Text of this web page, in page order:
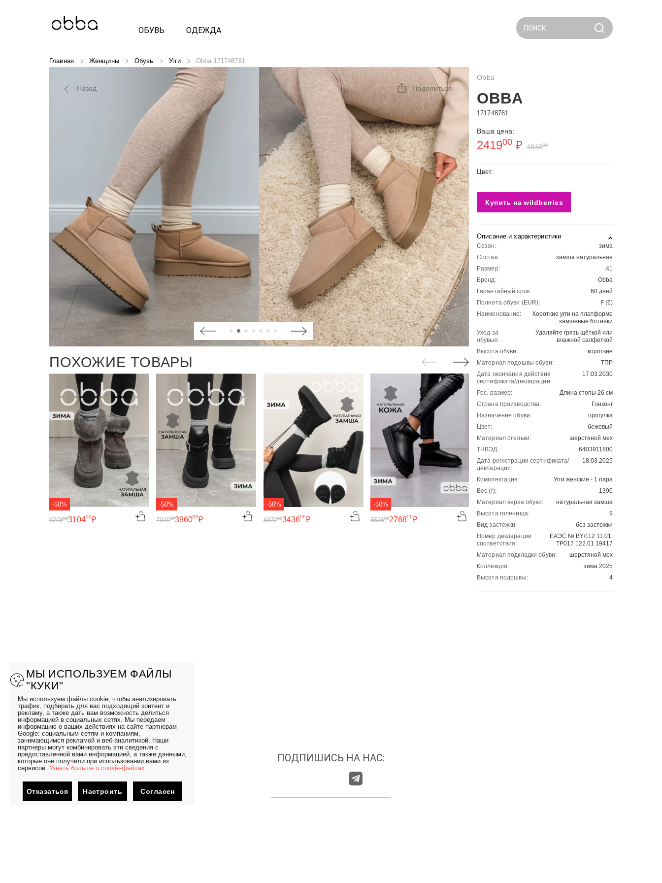
ОБУВЬ ОДЕЖДА ПОИСК
Главная Женщины Обувь Угги Obba 171748761
Назад Поделиться
ПОХОЖИЕ ТОВАРЫ
-50%
310400₽
620800
-50%
396000₽
792000
-50%
343600₽
687200
-50%
276800₽
553600
-50%
00
-50%
Obba
OBBA
171748761
Ваша цена:
241900 ₽ 483800
Цвет:
Купить на wildberries
Описание и характеристики
Сезон:
зима
Состав:
замша натуральная
Размер:
41
Бренд:
Obba
Гарантийный срок:
60 дней
Полнота обуви (EUR):
F (6)
Наименование:
Короткие угги на платформе
замшевые ботинки
Уход за
обувью:
Удаляйте грязь щёткой или
влажной салфеткой
Высота обуви:
короткие
Материал подошвы обуви:
ТПР
Дата окончания действия
сертификата/декларации:
17.03.2030
Рос. размер:
Длина стопы 26 см
Страна производства:
Гонконг
Назначение обуви:
прогулка
Цвет:
бежевый
Материал стельки:
шерстяной мех
ТНВЭД:
6403911800
Дата регистрации сертификата/
декларации:
18.03.2025
Комплектация:
Угги женские - 1 пара
Вес (г):
1390
Материал верха обуви:
натуральная замша
Высота голенища:
9
Вид застежки:
без застежки
Номер декларации
соответствия:
ЕАЭС № BY/112 11.01.
ТР017 122.01 19417
Материал подкладки обуви:
шерстяной мех
Коллекция:
зима 2025
Высота подошвы:
4
ПОДПИШИСЬ НА НАС:
МЫ ИСПОЛЬЗУЕМ ФАЙЛЫ
"КУКИ"
Мы используем файлы cookie, чтобы анализировать
трафик, подбирать для вас подходящий контент и
рекламу, а также дать вам возможность делиться
информацией в социальных сетях. Мы передаем
информацию о ваших действиях на сайте партнерам
Google: социальным сетям и компаниям,
занимающимся рекламой и веб-аналитикой. Наши
партнеры могут комбинировать эти сведения с
предоставленной вами информацией, а также данными,
которые они получили при использовании вами их
сервисов. Узнать больше о cookie-файлах.
Отказаться Настроить Согласен